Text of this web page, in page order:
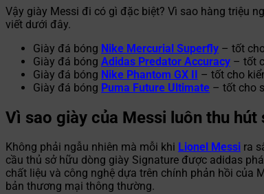
Vậy giày Messi đi có gì đặc biệt? Vì sao hàng triệu
viết dưới đây.
Giày đá bóng Nike Mercurial Superfly – tốt
Giày đá bóng Adidas Predator Accuracy – tốt
Giày đá bóng Nike Phantom GX II – tốt cho
Giày đá bóng Puma Future Ultimate – tốt cho
Vì sao giày của Messi luôn thu hút
Không phải ngẫu nhiên mà mỗi khi Lionel Messi ra
cầu thủ sở hữu dòng giày Signature được adidas
chất liệu và công nghệ dựa trên chính phản hồi của
bản thương mại thông thường.